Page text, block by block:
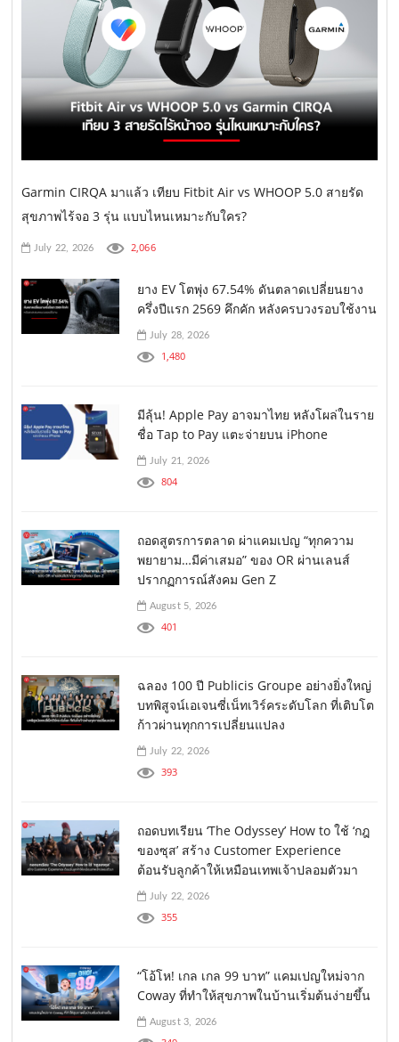
Garmin CIRQA มาแล้ว เทียบ Fitbit Air vs WHOOP 5.0 สายรัด
สุขภาพไร้จอ 3 รุ่น แบบไหนเหมาะกับใคร?
July 22, 2026 2,066
ยาง EV โตพุ่ง 67.54% ดันตลาดเปลี่ยนยาง
ครึ่งปีแรก 2569 คึกคัก หลังครบวงรอบใช้งาน
July 28, 2026
1,480
มีลุ้น! Apple Pay อาจมาไทย หลังโผล่ในราย
ชื่อ Tap to Pay แตะจ่ายบน iPhone
July 21, 2026
804
ถอดสูตรการตลาด ผ่าแคมเปญ “ทุกความ
พยายาม…มีค่าเสมอ” ของ OR ผ่านเลนส์
ปรากฏการณ์สังคม Gen Z
August 5, 2026
401
ฉลอง 100 ปี Publicis Groupe อย่างยิ่งใหญ่
บทพิสูจน์เอเจนซี่เน็ทเวิร์คระดับโลก ที่เติบโต
ก้าวผ่านทุกการเปลี่ยนแปลง
July 22, 2026
393
ถอดบทเรียน ‘The Odyssey’ How to ใช้ ‘กฎ
ของซุส’ สร้าง Customer Experience
ต้อนรับลูกค้าให้เหมือนเทพเจ้าปลอมตัวมา
July 22, 2026
355
“โอ้โห! เกล เกล 99 บาท” แคมเปญใหม่จาก
Coway ที่ทำให้สุขภาพในบ้านเริ่มต้นง่ายขึ้น
August 3, 2026